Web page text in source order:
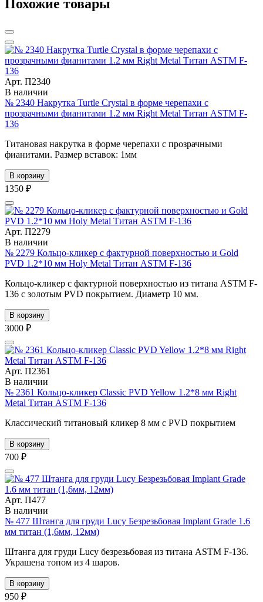
Похожие товары
Арт. П2340
В наличии
№ 2340 Накрутка Turtle Crystal в форме черепахи с
прозрачными фианитами 1.2 мм Right Metal Титан ASTM F-
136
Титановая накрутка в форме черепахи с прозрачными
фианитами. Размер вставок: 1мм
В корзину
1350 ₽
Арт. П2279
В наличии
№ 2279 Кольцо-кликер с фактурной поверхностью и Gold
PVD 1.2*10 мм Holy Metal Титан ASTM F-136
Кольцо-кликер с фактурной поверхностью из титана ASTM F-
136 с золотым PVD покрытием. Диаметр 10 мм.
В корзину
3000 ₽
Арт. П2361
В наличии
№ 2361 Кольцо-кликер Classic PVD Yellow 1.2*8 мм Right
Metal Титан ASTM F-136
Классический титановый кликер 8 мм с PVD покрытием
В корзину
700 ₽
Арт. П477
В наличии
№ 477 Штанга для груди Lucy Безрезьбовая Implant Grade 1.6
мм титан (1,6мм, 12мм)
Штанга для груди Lucy безрезьбовая из титана ASTM F-136.
Украшена топом из 4 шаров.
В корзину
950 ₽